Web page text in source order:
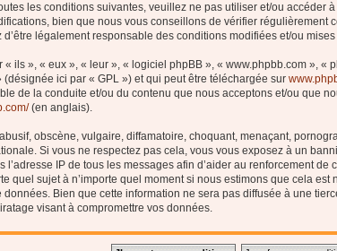
les conditions suivantes, veuillez ne pas utiliser et/ou accéder
bien que nous vous conseillons de vérifier
légalement responsable des conditions modifiées et/ou mises
ils », « eux », « leur », « logiciel phpBB », « www.phpbb.com »,
(désignée ici par « GPL ») et qui peut être téléchargée sur
de la conduite et/ou du contenu que nous acceptons et/ou que
(en anglais).
obscène, vulgaire, diffamatoire, choquant, menaçant,
Si vous ne respectez pas cela, vous vous exposez à un
IP de tous les messages afin d’aider au renforcement
quel sujet à n’importe quel moment si nous estimons que cela
Bien que cette information ne sera pas diffusée à une
visant à compromettre vos données.